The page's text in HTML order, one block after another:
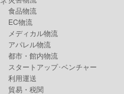
食品物流
EC物流
メディカル物流
アパレル物流
都市・館内物流
スタートアップ･ベンチャー
利用運送
貿易・税関